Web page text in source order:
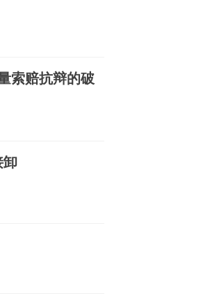
索赔抗辩的破
卸